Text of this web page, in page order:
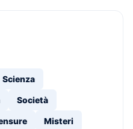
Scienza
Società
Misteri